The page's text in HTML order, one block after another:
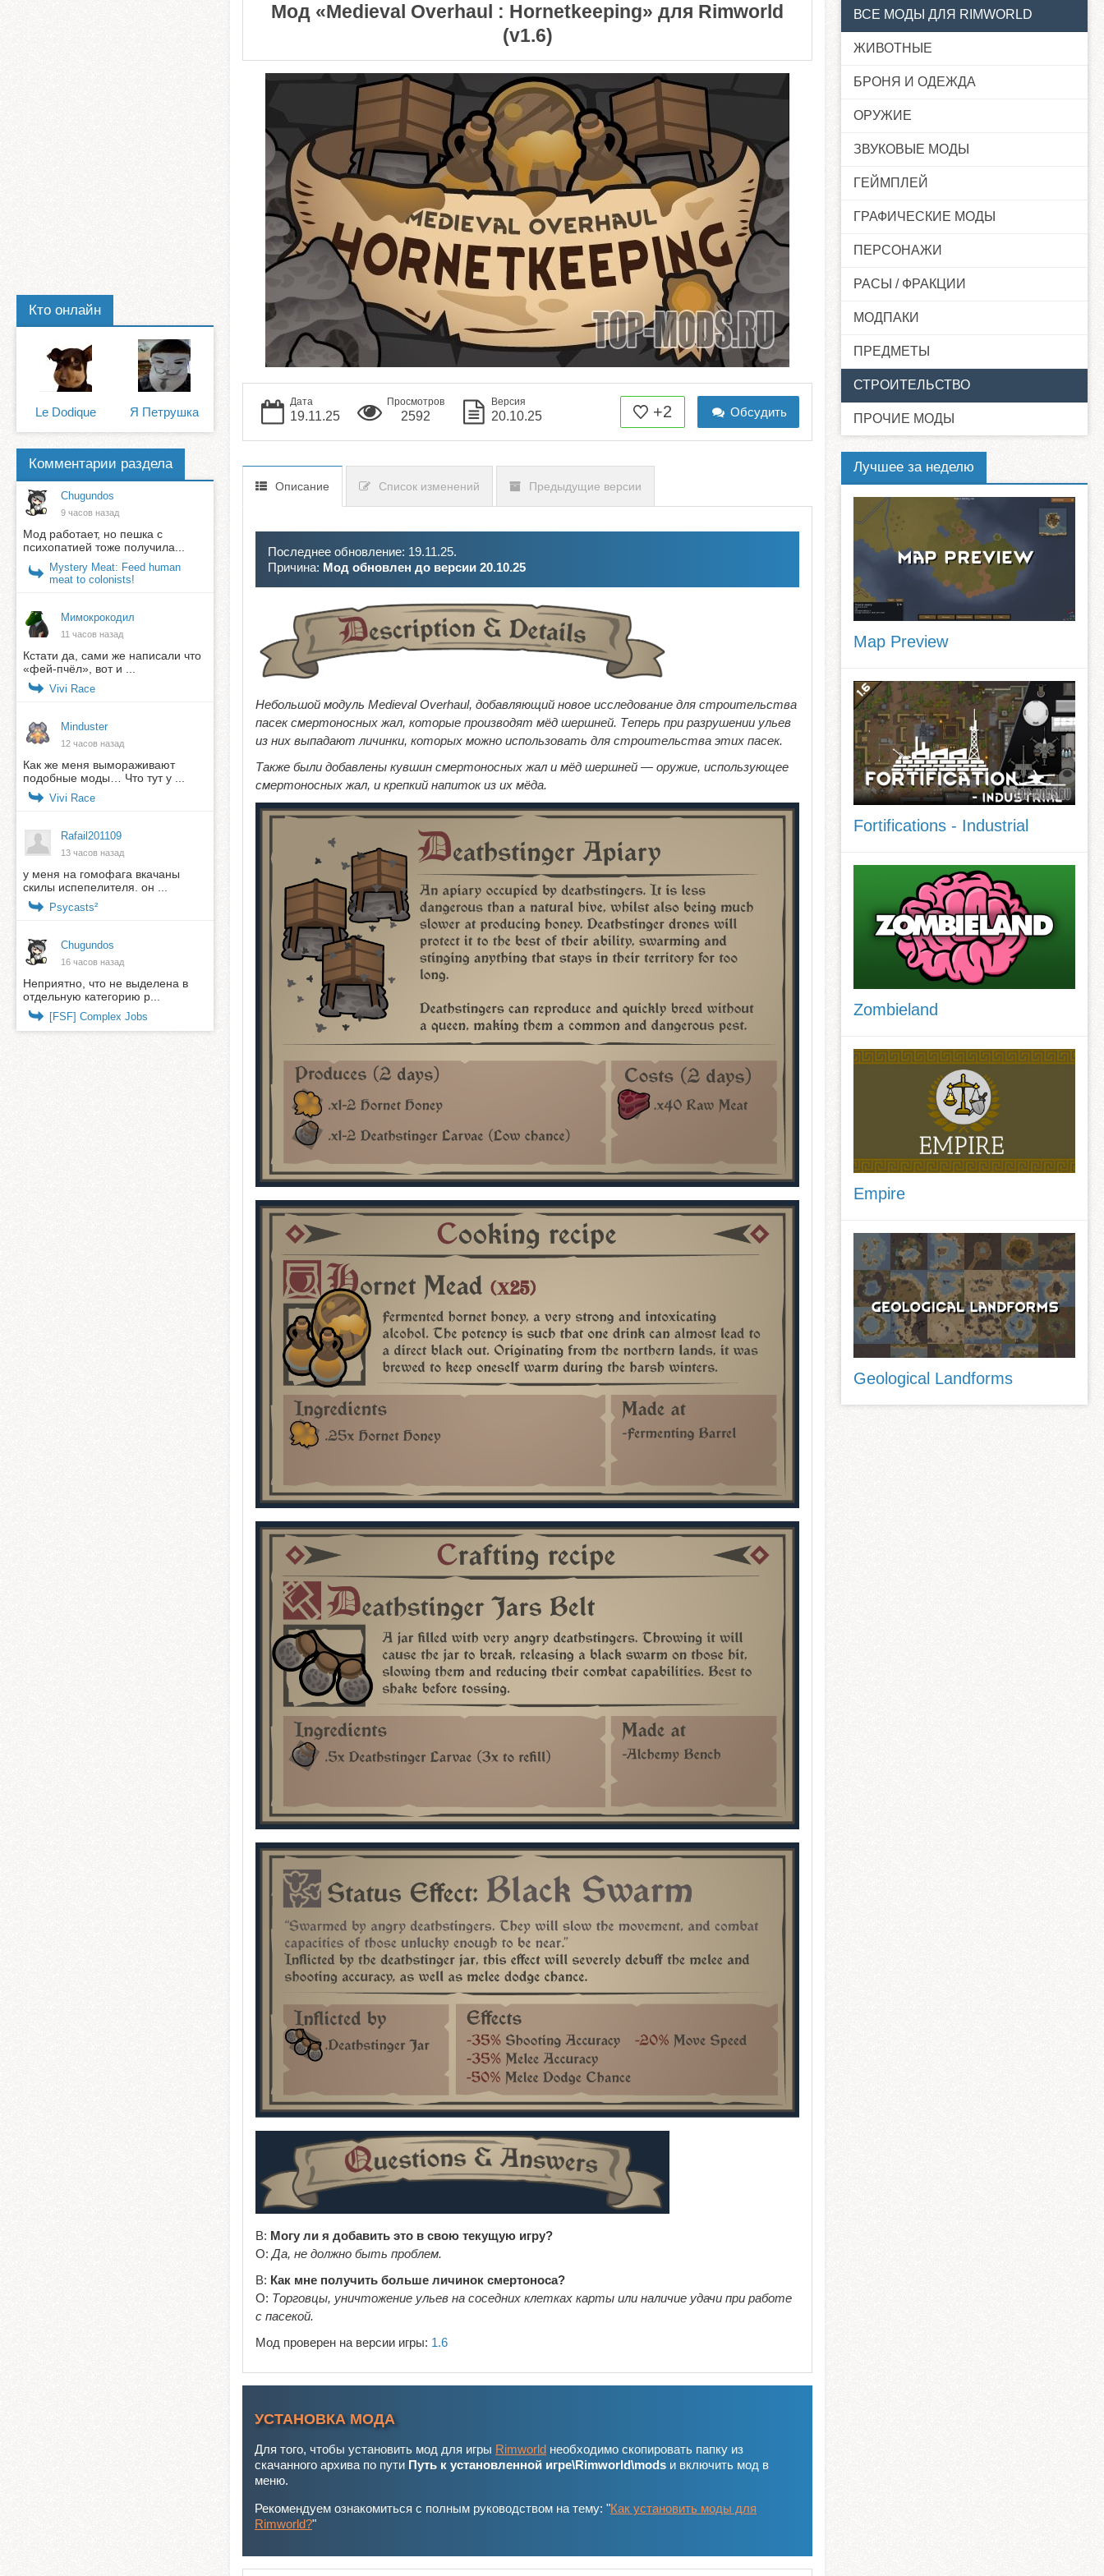
Мод «Medieval Overhaul : Hornetkeeping» для Rimworld
(v1.6)
Дата
19.11.25
Просмотров
2592
Версия
20.10.25 +2 Обсудить
Описание Список изменений Предыдущие версии
Последнее обновление: 19.11.25.
Причина: Мод обновлен до версии 20.10.25
Небольшой модуль Medieval Overhaul, добавляющий новое исследование для строительства
пасек смертоносных жал, которые производят мёд шершней. Теперь при разрушении ульев
из них выпадают личинки, которых можно использовать для строительства этих пасек.
Также были добавлены кувшин смертоносных жал и мёд шершней — оружие, использующее
смертоносных жал, и крепкий напиток из их мёда.
В: Могу ли я добавить это в свою текущую игру?
О: Да, не должно быть проблем.
В: Как мне получить больше личинок смертоноса?
О: Торговцы, уничтожение ульев на соседних клетках карты или наличие удачи при работе
с пасекой.
Мод проверен на версии игры: 1.6
УСТАНОВКА МОДА
Для того, чтобы установить мод для игры Rimworld необходимо скопировать папку из
скачанного архива по пути Путь к установленной игре\Rimworld\mods и включить мод в
меню.
Рекомендуем ознакомиться с полным руководством на тему: "Как установить моды для
Rimworld?"
Кто онлайн
Le Dodique Я Петрушка
Комментарии раздела
Chugundos
9 часов назад
Мод работает, но пешка с
психопатией тоже получила...
Mystery Meat: Feed human
meat to colonists!
Мимокрокодил
11 часов назад
Кстати да, сами же написали что
«фей-пчёл», вот и ...
Vivi Race
Minduster
12 часов назад
Как же меня вымораживают
подобные моды… Что тут у ...
Vivi Race
Rafail201109
13 часов назад
у меня на гомофага вкачаны
скилы испепелителя. он ...
Psycasts²
Chugundos
16 часов назад
Неприятно, что не выделена в
отдельную категорию р...
[FSF] Complex Jobs
ВСЕ МОДЫ ДЛЯ RIMWORLD
ЖИВОТНЫЕ
БРОНЯ И ОДЕЖДА
ОРУЖИЕ
ЗВУКОВЫЕ МОДЫ
ГЕЙМПЛЕЙ
ГРАФИЧЕСКИЕ МОДЫ
ПЕРСОНАЖИ
РАСЫ / ФРАКЦИИ
МОДПАКИ
ПРЕДМЕТЫ
СТРОИТЕЛЬСТВО
ПРОЧИЕ МОДЫ
Лучшее за неделю
Map Preview
Fortifications - Industrial
Zombieland
Empire
Geological Landforms